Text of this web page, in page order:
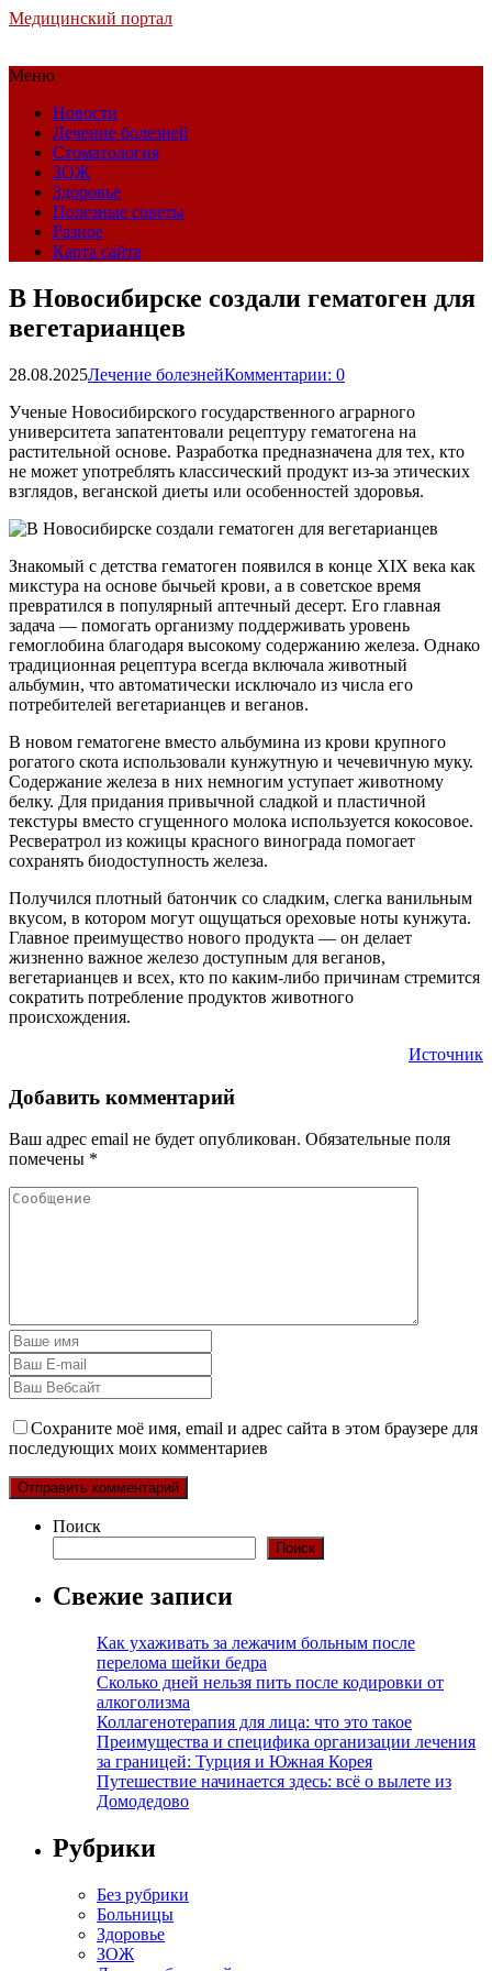
Медицинский портал
Меню
Новости
Лечение болезней
Стоматология
ЗОЖ
Здоровье
Полезные советы
Разное
Карта сайта
В Новосибирске создали гематоген для
вегетарианцев
28.08.2025Лечение болезнейКомментарии: 0
Ученые Новосибирского государственного аграрного
университета запатентовали рецептуру гематогена на
растительной основе. Разработка предназначена для тех, кто
не может употреблять классический продукт из-за этических
взглядов, веганской диеты или особенностей здоровья.
Знакомый с детства гематоген появился в конце XIX века как
микстура на основе бычьей крови, а в советское время
превратился в популярный аптечный десерт. Его главная
задача — помогать организму поддерживать уровень
гемоглобина благодаря высокому содержанию железа. Однако
традиционная рецептура всегда включала животный
альбумин, что автоматически исключало из числа его
потребителей вегетарианцев и веганов.
В новом гематогене вместо альбумина из крови крупного
рогатого скота использовали кунжутную и чечевичную муку.
Содержание железа в них немногим уступает животному
белку. Для придания привычной сладкой и пластичной
текстуры вместо сгущенного молока используется кокосовое.
Ресвератрол из кожицы красного винограда помогает
сохранять биодоступность железа.
Получился плотный батончик со сладким, слегка ванильным
вкусом, в котором могут ощущаться ореховые ноты кунжута.
Главное преимущество нового продукта — он делает
жизненно важное железо доступным для веганов,
вегетарианцев и всех, кто по каким-либо причинам стремится
сократить потребление продуктов животного
происхождения.
Источник
Добавить комментарий
Ваш адрес email не будет опубликован. Обязательные поля
помечены *
Сохраните моё имя, email и адрес сайта в этом браузере для
последующих моих комментариев
Поиск
Поиск
Свежие записи
Как ухаживать за лежачим больным после
перелома шейки бедра
Сколько дней нельзя пить после кодировки от
алкоголизма
Коллагенотерапия для лица: что это такое
Преимущества и специфика организации лечения
за границей: Турция и Южная Корея
Путешествие начинается здесь: всё о вылете из
Домодедово
Рубрики
Без рубрики
Больницы
Здоровье
ЗОЖ